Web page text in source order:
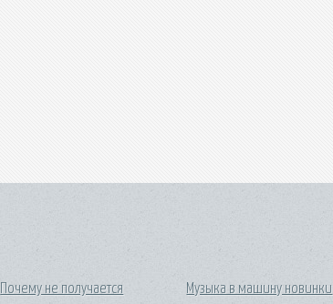
Почему не получается
Музыка в машину новинки